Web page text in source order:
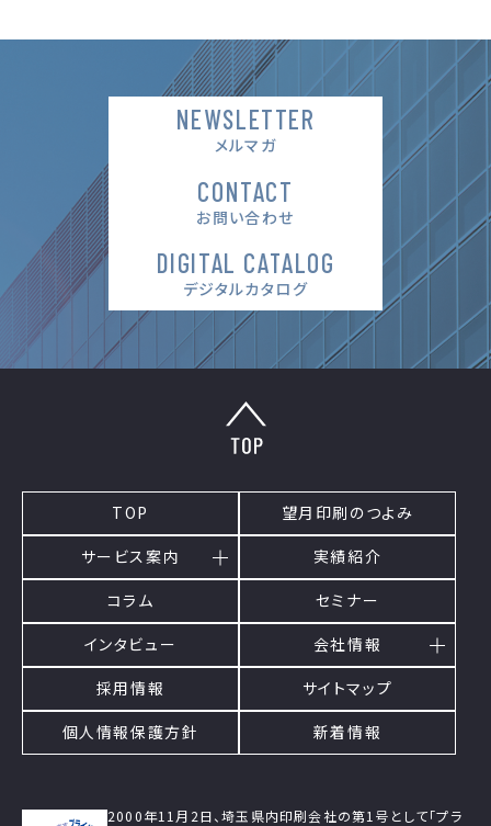
NEWSLETTER
メルマガ
CONTACT
お問い合わせ
DIGITAL CATALOG
デジタルカタログ
TOP
望月印刷のつよみ
サービス案内
実績紹介
コラム
セミナー
インタビュー
会社情報
採用情報
サイトマップ
個人情報保護方針
新着情報
2000年11月2日、埼玉県内印刷会社の第1号として「プラ